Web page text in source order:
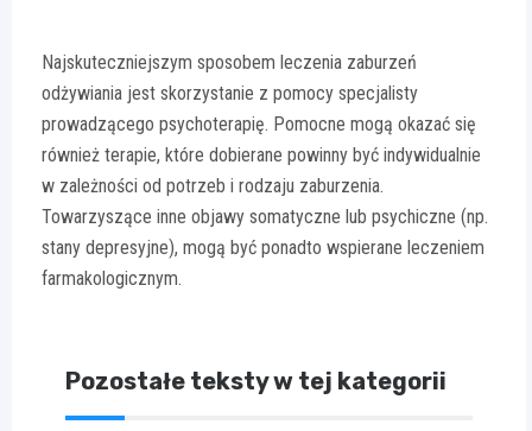
Najskuteczniejszym sposobem leczenia zaburzeń
odżywiania jest skorzystanie z pomocy specjalisty
prowadzącego psychoterapię. Pomocne mogą okazać się
również terapie, które dobierane powinny być indywidualnie
w zależności od potrzeb i rodzaju zaburzenia.
Towarzyszące inne objawy somatyczne lub psychiczne (np.
stany depresyjne), mogą być ponadto wspierane leczeniem
farmakologicznym.
Pozostałe teksty w tej kategorii